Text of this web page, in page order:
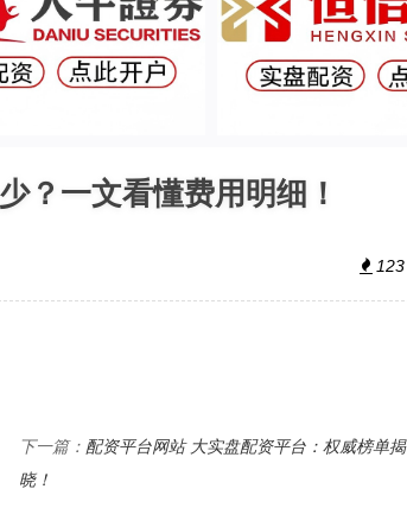
？一文看懂费用明细！
123
下一篇： 配资平台网站 大实盘配资平台：权威榜单揭
晓！